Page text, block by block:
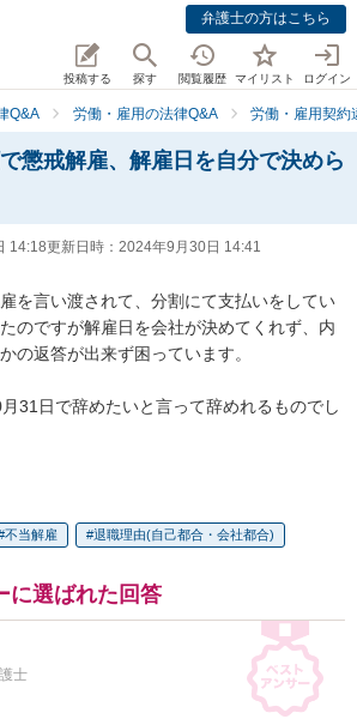
弁護士の方はこちら
投稿する 探す 閲覧履歴 マイリスト ログイン
Q&A 労働・雇用の法律Q&A 労働・雇用契約
懲戒解雇、解雇日を自分で決めら
14:18更新日時： 2024年9月30日 14:41
を言い渡されて、分割にて支払いをしてい
のですが解雇日を会社が決めてくれず、内
の返答が出来ず困っています。
31日で辞めたいと言って辞めれるものでし
不当解雇 退職理由(自己都合・会社都合)
に選ばれた回答
士